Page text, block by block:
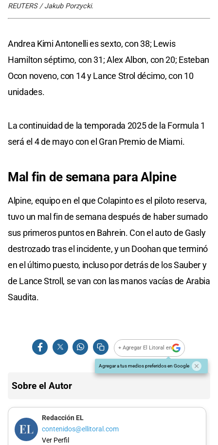
REUTERS / Jakub Porzycki.
Andrea Kimi Antonelli es sexto, con 38; Lewis
Hamilton séptimo, con 31; Alex Albon, con 20; Esteban
Ocon noveno, con 14 y Lance Strol décimo, con 10
unidades.
La continuidad de la temporada 2025 de la Formula 1
será el 4 de mayo con el Gran Premio de Miami.
Mal fin de semana para Alpine
Alpine, equipo en el que Colapinto es el piloto reserva,
tuvo un mal fin de semana después de haber sumado
sus primeros puntos en Bahrein. Con el auto de Gasly
destrozado tras el incidente, y un Doohan que terminó
en el último puesto, incluso por detrás de los Sauber y
de Lance Stroll, se van con las manos vacías de Arabia
Saudita.
+ Agregar El Litoral en
Agregar a tus medios preferidos en Google
Sobre el Autor
Redacción EL
contenidos@ellitoral.com
Ver Perfil